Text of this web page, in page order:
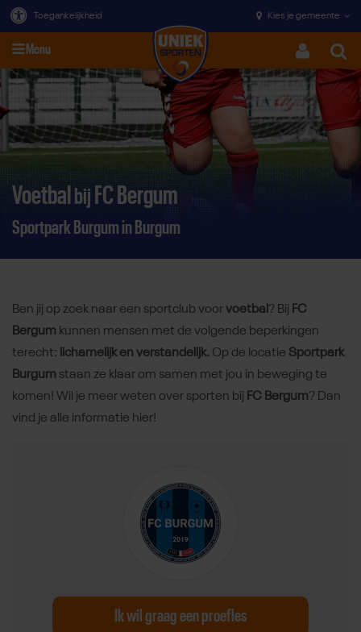
Direct door naar content
Toegankelijkheid Kies je gemeente
Menu
Voetbal bij FC Bergum
Sportpark Burgum in Burgum
Ben jij op zoek naar een sportclub voorvoetbal ? Bij FC
Bergum kunnen mensen met de volgende beperkingen
terecht:
lichamelijk en verstandelijk. Op de locatie Sportpark
Burgum staan ze klaar om samen met jou in beweging te
komen! Wil je meer weten over sporten bij FC Bergum? Dan
vind je alle informatie hier!
Ik wil graag een proefles